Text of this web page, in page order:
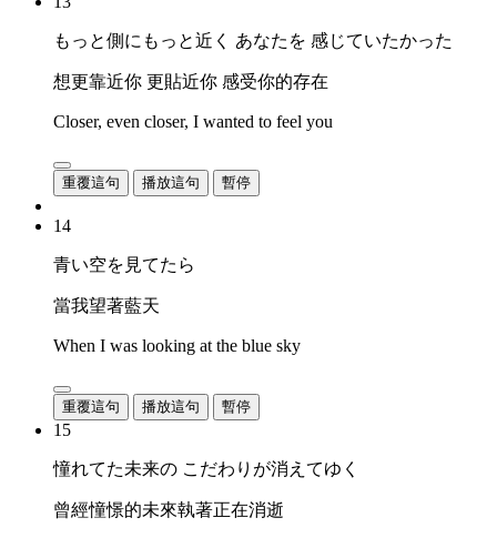
もっと側にもっと近く あなたを 感じていたかった
想更靠近你 更貼近你 感受你的存在
Closer, even closer, I wanted to feel you
重覆這句 播放這句 暫停
14
青い空を見てたら
當我望著藍天
When I was looking at the blue sky
重覆這句 播放這句 暫停
15
憧れてた未来の こだわりが消えてゆく
曾經憧憬的未來執著正在消逝